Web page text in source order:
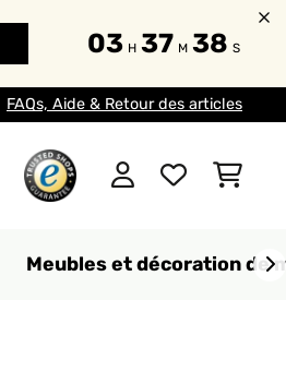
03 H 37 M 37 S
FAQs, Aide & Retour des articles
Meubles et décoration de